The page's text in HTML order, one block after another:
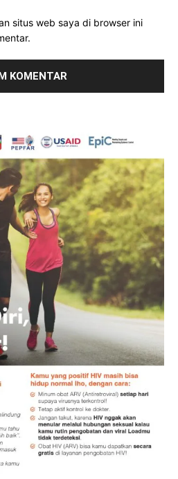
situs web saya di browser ini